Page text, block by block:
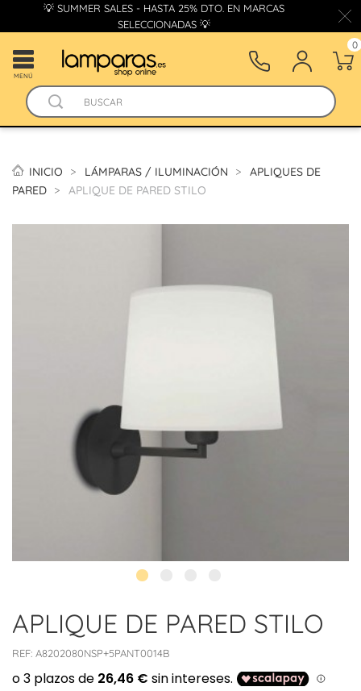
💡 SUMMER SALES - HASTA 25% DTO. EN MARCAS
SELECCIONADAS 💡
MENÚ
0
INICIO LÁMPARAS / ILUMINACIÓN
APLIQUES DE
PARED
APLIQUE DE PARED STILO
APLIQUE DE PARED STILO
REF: A8202080NSP+5PANT0014B